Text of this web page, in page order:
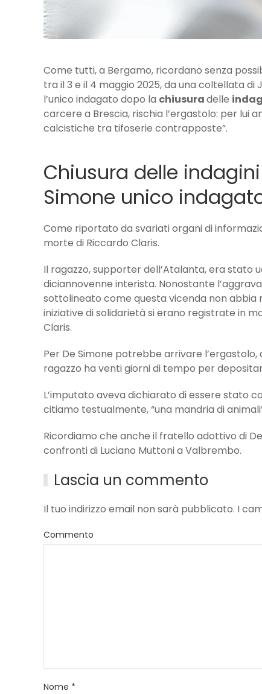
Come tutti, a Bergamo, ricordano senza
tra il 3 e il 4 maggio 2025, da una coltellata di
l’unico indagato dopo la chiusuradelle
carcere a Brescia, rischia l’ergastolo: per lui
calcistiche tra tifoserie contrapposte”.
Chiusura delle
Simone unico
Come riportato da svariati organi di
morte di Riccardo Claris.
Il ragazzo, supporter dell’Atalanta, era stato
diciannovenne interista. Nonostante
sottolineato come questa vicenda non abbia
iniziative di solidarietà si erano registrate in
Claris.
Per De Simone potrebbe arrivare
ragazzo ha venti giorni di tempo per
L’imputato aveva dichiarato di essere stato
citiamo testualmente, “una mandria di
Ricordiamo che anche il fratello adottivo di
confronti di Luciano Muttoni a Valbrembo.
Lascia un commento
Il tuo indirizzo email non sarà pubblicato. I
Commento
Nome *